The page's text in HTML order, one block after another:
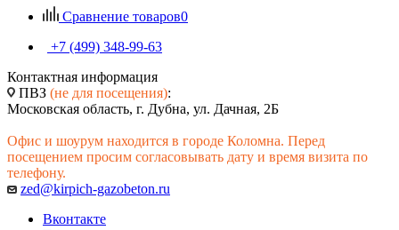
Сравнение товаров0
+7 (499) 348-99-63
Контактная информация
ПВЗ (не для посещения):
Московская область, г. Дубна, ул. Дачная, 2Б
Офис и шоурум находится в городе Коломна. Перед
посещением просим согласовывать дату и время визита по
телефону.
zed@kirpich-gazobeton.ru
Вконтакте